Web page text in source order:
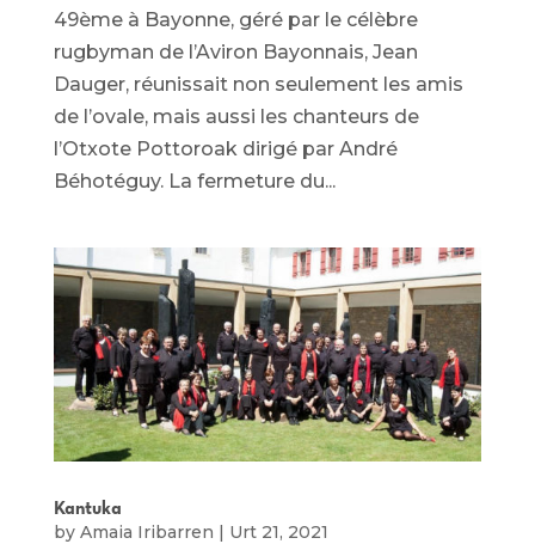
49ème à Bayonne, géré par le célèbre
rugbyman de l’Aviron Bayonnais, Jean
Dauger, réunissait non seulement les amis
de l’ovale, mais aussi les chanteurs de
l’Otxote Pottoroak dirigé par André
Béhotéguy. La fermeture du...
Kantuka
by Amaia Iribarren | Urt 21, 2021